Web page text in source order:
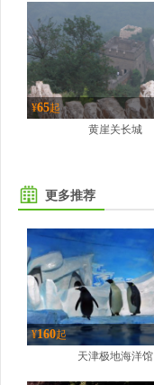
¥65起
黄崖关长城
更多推荐
¥160起
天津极地海洋馆